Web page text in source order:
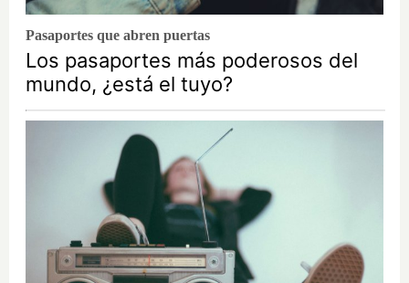
Pasaportes que abren puertas
Los pasaportes más poderosos del
mundo, ¿está el tuyo?